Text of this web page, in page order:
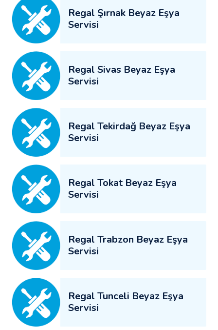
Regal Şırnak Beyaz Eşya
Servisi
Regal Sivas Beyaz Eşya
Servisi
Regal Tekirdağ Beyaz Eşya
Servisi
Regal Tokat Beyaz Eşya
Servisi
Regal Trabzon Beyaz Eşya
Servisi
Regal Tunceli Beyaz Eşya
Servisi